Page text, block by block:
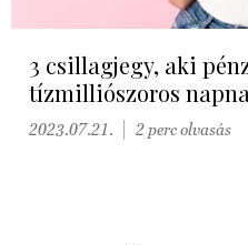
3 csillagjegy, aki
tízmilliószoros
2023.07.21. 2 perc olvasás